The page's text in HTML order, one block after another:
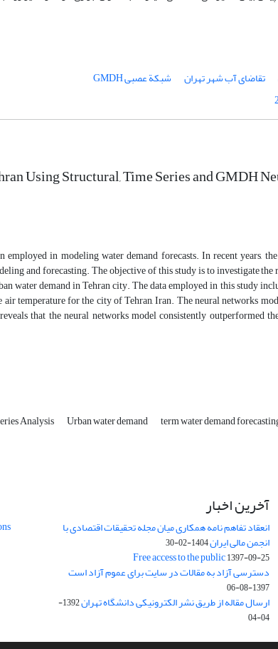
تقاضای آب شهر تهران
شبکة عصبی GMDH
Using Structural, Time Series and GMDH
employed in modeling water demand forecasts. In recent years,
and forecasting. The objective of this study is to investigate
water demand in Tehran city. The data employed in this study
temperature for the city of Tehran, Iran. The neural networks
that the neural networks model consistently outperformed
Analysis Urban water demand term water demand
آخرین اخبار
انعقاد تفاهم نامه همکاری میان مجله تحقیقات اقتصادی با
انجمن مالی ایران1404-02-30
Free access to the public1397-09-25
دسترسی آزاد به مقالات در سایت برای عموم آزاد است
1397-08-06
ارسال مقاله از طریق نشر الکترونیکی دانشگاه تهران
1392-
04-04
سازی ازسیناوب